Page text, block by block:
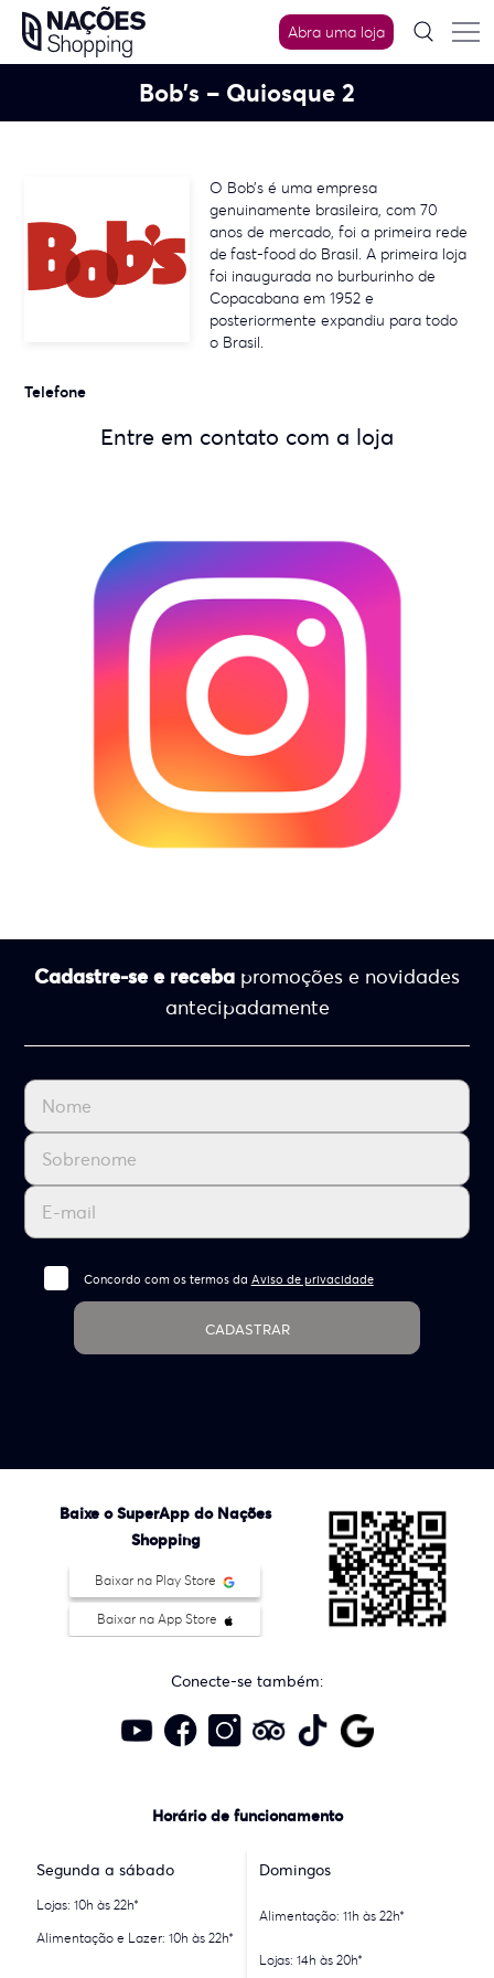
Skip
content
Abra uma loja
Bob’s – Quiosque 2
O Bob’s é uma empresa
genuinamente brasileira, com 70
anos de mercado, foi a primeira rede
de fast-food do Brasil. A primeira loja
foi inaugurada no burburinho de
Copacabana em 1952 e
posteriormente expandiu para todo
o Brasil.
Telefone
Entre em contato com a loja
Cadastre-se e receba promoções e novidades
antecipadamente
Concordo com os termos da Aviso de privacidade
CADASTRAR
Baixe o SuperApp do Nações
Shopping
Baixar na Play Store
Baixar na App Store
Conecte-se também:
Horário de funcionamento
Segunda a sábado
Lojas: 10h às 22h*
Alimentação e Lazer: 10h às 22h*
Domingos
Alimentação: 11h às 22h*
Lojas: 14h às 20h*